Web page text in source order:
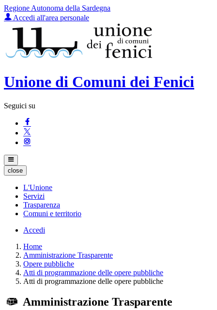
Regione Autonoma della Sardegna
Accedi all'area personale
Unione di Comuni dei Fenici
Seguici su
close
L'Unione
Servizi
Trasparenza
Comuni e territorio
Accedi
Home
Amministrazione Trasparente
Opere pubbliche
Atti di programmazione delle opere pubbliche
Atti di programmazione delle opere pubbliche
Amministrazione Trasparente